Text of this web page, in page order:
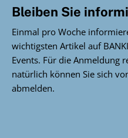
Bleiben Sie
Einmal pro Woche
wichtigsten Artikel auf
Events. Für die Anmeldung
natürlich können Sie sich
abmelden.